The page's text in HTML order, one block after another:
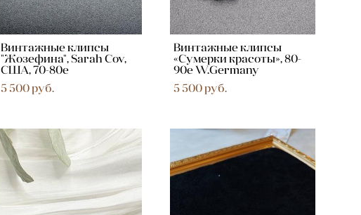
Винтажные клипсы
"Жозефина", Sarah Cov,
США, 70-80е
5 500 pуб.
Винтажные клипсы
«Сумерки красоты», 80-
90е W.Germany
5 500 pуб.